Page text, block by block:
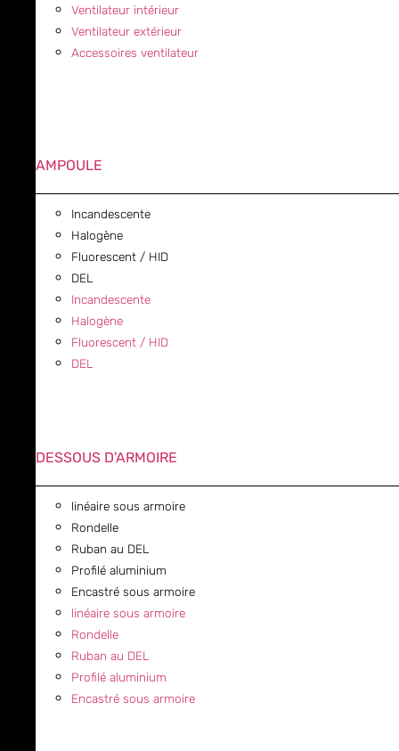
Ventilateur intérieur
Ventilateur extérieur
Accessoires ventilateur
AMPOULE
Incandescente
Halogène
Fluorescent / HID
DEL
Incandescente
Halogène
Fluorescent / HID
DEL
DESSOUS D'ARMOIRE
linéaire sous armoire
Rondelle
Ruban au DEL
Profilé aluminium
Encastré sous armoire
linéaire sous armoire
Rondelle
Ruban au DEL
Profilé aluminium
Encastré sous armoire